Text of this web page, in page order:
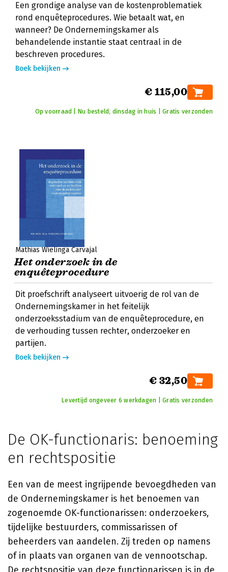
Een grondige analyse van de kostenproblematiek
rond enquêteprocedures. Wie betaalt wat, en
wanneer? De Ondernemingskamer als
behandelende instantie staat centraal in de
beschreven procedures.
Boek bekijken
€ 115,00
Op voorraad | Nu besteld, dinsdag in huis | Gratis verzonden
Mathias Wielinga Carvajal
Het onderzoek in de
enquêteprocedure
Dit proefschrift analyseert uitvoerig de rol van de
Ondernemingskamer in het feitelijk
onderzoeksstadium van de enquêteprocedure, en
de verhouding tussen rechter, onderzoeker en
partijen.
Boek bekijken
€ 32,50
Levertijd ongeveer 6 werkdagen | Gratis verzonden
De OK-functionaris: benoeming
en rechtspositie
Een van de meest ingrijpende bevoegdheden van
de Ondernemingskamer is het benoemen van
zogenoemde OK-functionarissen: onderzoekers,
tijdelijke bestuurders, commissarissen of
beheerders van aandelen. Zij treden op namens
of in plaats van organen van de vennootschap.